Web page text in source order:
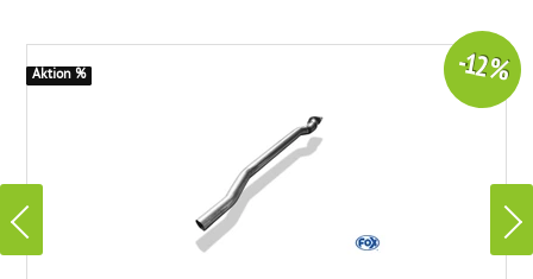
-12 %
Aktion %